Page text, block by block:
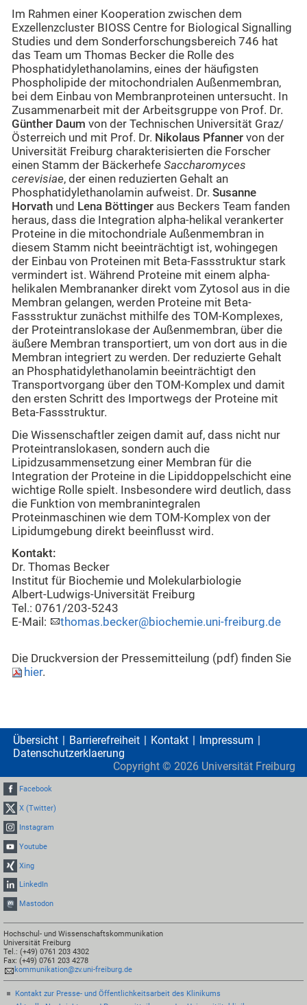
Im Rahmen einer Kooperation zwischen dem
Exzellenzcluster BIOSS Centre for Biological Signalling
Studies und dem Sonderforschungsbereich 746 hat
das Team um Thomas Becker die Rolle des
Phosphatidylethanolamins, eines der häufigsten
Phospholipide der mitochondrialen Außenmembran,
bei dem Einbau von Membranproteinen untersucht. In
Zusammenarbeit mit der Arbeitsgruppe von Prof. Dr.
Günther Daum von der Technischen Universität Graz/
Österreich und mit Prof. Dr. Nikolaus Pfanner von der
Universität Freiburg charakterisierten die Forscher
einen Stamm der Bäckerhefe Saccharomyces
cerevisiae, der einen reduzierten Gehalt an
Phosphatidylethanolamin aufweist. Dr. Susanne
Horvath und Lena Böttinger aus Beckers Team fanden
heraus, dass die Integration alpha-helikal verankerter
Proteine in die mitochondriale Außenmembran in
diesem Stamm nicht beeinträchtigt ist, wohingegen
der Einbau von Proteinen mit Beta-Fassstruktur stark
vermindert ist. Während Proteine mit einem alpha-
helikalen Membrananker direkt vom Zytosol aus in die
Membran gelangen, werden Proteine mit Beta-
Fassstruktur zunächst mithilfe des TOM-Komplexes,
der Proteintranslokase der Außenmembran, über die
äußere Membran transportiert, um von dort aus in die
Membran integriert zu werden. Der reduzierte Gehalt
an Phosphatidylethanolamin beeinträchtigt den
Transportvorgang über den TOM-Komplex und damit
den ersten Schritt des Importwegs der Proteine mit
Beta-Fassstruktur.
Die Wissenschaftler zeigen damit auf, dass nicht nur
Proteintranslokasen, sondern auch die
Lipidzusammensetzung einer Membran für die
Integration der Proteine in die Lipiddoppelschicht eine
wichtige Rolle spielt. Insbesondere wird deutlich, dass
die Funktion von membranintegralen
Proteinmaschinen wie dem TOM-Komplex von der
Lipidumgebung direkt beeinflusst wird.
Kontakt:
Dr. Thomas Becker
Institut für Biochemie und Molekularbiologie
Albert-Ludwigs-Universität Freiburg
Tel.: 0761/203-5243
E-Mail:
thomas.becker@biochemie.uni-freiburg.de
Die Druckversion der Pressemitteilung (pdf) finden Sie
hier.
Übersicht Barrierefreiheit Kontakt
Impressum
Datenschutzerklaerung
Copyright © 2026 Universität Freiburg
Facebook
X (Twitter)
Instagram
Youtube
Xing
LinkedIn
Mastodon
Hochschul- und Wissenschaftskommunikation
Universität Freiburg
Tel.: (+49) 0761 203 4302
Fax: (+49) 0761 203 4278
kommunikation@zv.uni-freiburg.de
Kontakt zur Presse- und Öffentlichkeitsarbeit des Klinikums